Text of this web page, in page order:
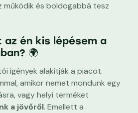
működik és boldogabbá tesz
az én kis lépésem a
🌍
igények alakítják a piacot.
amikor nemet mondunk egy
vagy helyi terméket
a jövőről. Emellett a